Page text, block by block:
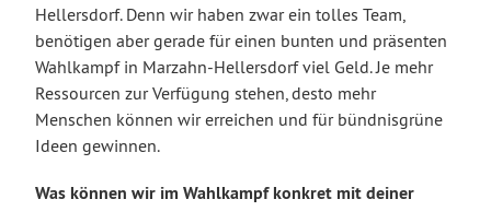
Hellersdorf. Denn wir haben zwar ein tolles Team,
benötigen aber gerade für einen bunten und präsenten
Wahlkampf in Marzahn-Hellersdorf viel Geld. Je mehr
Ressourcen zur Verfügung stehen, desto mehr
Menschen können wir erreichen und für bündnisgrüne
Ideen gewinnen.
Was können wir im Wahlkampf konkret mit deiner